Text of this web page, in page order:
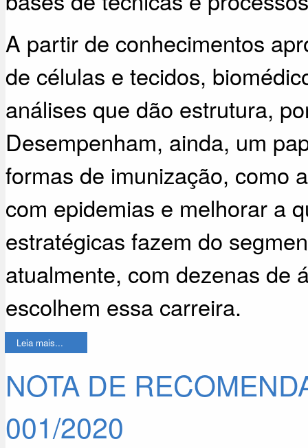
A partir de conhecimentos
de células e tecidos,
análises que dão estrutura,
Desempenham, ainda, um
formas de imunização, como
com epidemias e melhorar a
estratégicas fazem do
atualmente, com dezenas de
escolhem essa carreira.
Leia mais...
NOTA DE
001/2020